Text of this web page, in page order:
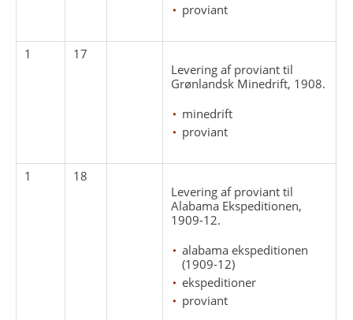
proviant
1
17
Levering af proviant til
Grønlandsk Minedrift, 1908.
minedrift
proviant
1
18
Levering af proviant til
Alabama Ekspeditionen,
1909-12.
alabama ekspeditionen
(1909-12)
ekspeditioner
proviant